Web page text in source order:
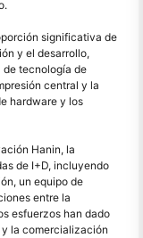
significativa de
y el desarrollo,
de tecnología de
central y la
hardware y los
Hanin, la
de I+D, incluyendo
un equipo de
entre la
esfuerzos han dado
la comercialización